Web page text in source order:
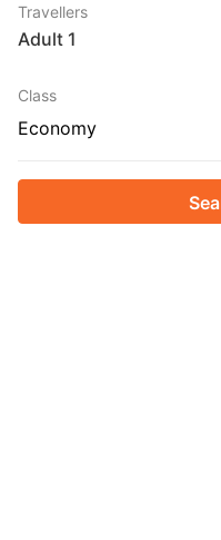
Travellers
1 Adult
Class
Economy